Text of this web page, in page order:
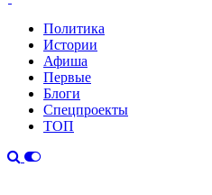
Политика
Истории
Афиша
Первые
Блоги
Спецпроекты
ТОП